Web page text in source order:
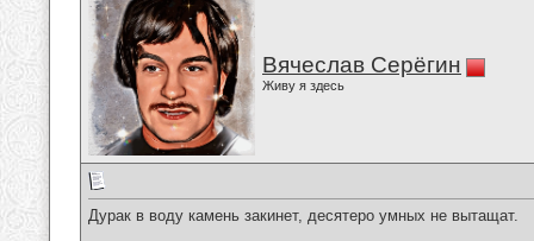
Вячеслав Серёгин
Живу я здесь
Дурак в воду камень закинет, десятеро умных не вытащат.